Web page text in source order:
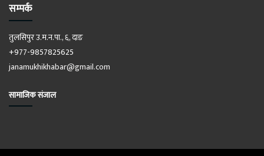
सम्पर्क
तुलसिपुर उ.म.न.पा., ६, दाङ
+977-9857825625
janamukhikhabar@gmail.com
सामाजिक संजाल